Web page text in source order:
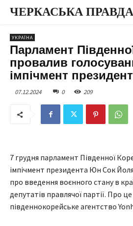
ЧЕРКАСЬКА ПРАВДА
УКРАЇНА
Парламент
провалив
імпічмент
07.12.2024 0 209
7 грудня парламент Південної
імпічмент президента Юн Сок
про введення воєнного стану в
депутатів правлячої партії. Про
південнокорейське агентство